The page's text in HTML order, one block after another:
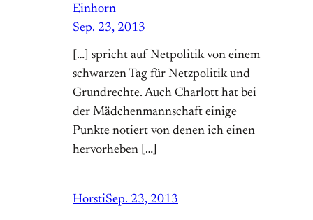
Einhorn
Sep. 23, 2013
[…] spricht auf Netpolitik von einem
schwarzen Tag für Netzpolitik und
Grundrechte. Auch Charlott hat bei
der Mädchenmannschaft einige
Punkte notiert von denen ich einen
hervorheben […]
HorstiSep. 23, 2013